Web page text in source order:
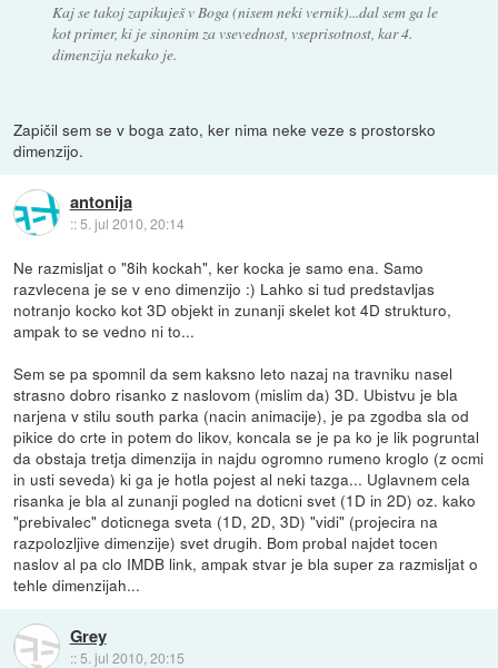
Kaj se takoj zapikuješ v Boga (nisem neki vernik)...dal sem ga le
kot primer, ki je sinonim za vsevednost, vseprisotnost, kar 4.
dimenzija nekako je.
Zapičil sem se v boga zato, ker nima neke veze s prostorsko
dimenzijo.
antonija
::5. jul 2010, 20:14
Ne razmisljat o "8ih kockah", ker kocka je samo ena. Samo
razvlecena je se v eno dimenzijo :) Lahko si tud predstavljas
notranjo kocko kot 3D objekt in zunanji skelet kot 4D strukturo,
ampak to se vedno ni to...
Sem se pa spomnil da sem kaksno leto nazaj na travniku nasel
strasno dobro risanko z naslovom (mislim da) 3D. Ubistvu je bla
narjena v stilu south parka (nacin animacije), je pa zgodba sla od
pikice do crte in potem do likov, koncala se je pa ko je lik pogruntal
da obstaja tretja dimenzija in najdu ogromno rumeno kroglo (z ocmi
in usti seveda) ki ga je hotla pojest al neki tazga... Uglavnem cela
risanka je bla al zunanji pogled na doticni svet (1D in 2D) oz. kako
"prebivalec" doticnega sveta (1D, 2D, 3D) "vidi" (projecira na
razpolozljive dimenzije) svet drugih. Bom probal najdet tocen
naslov al pa clo IMDB link, ampak stvar je bla super za razmisljat o
tehle dimenzijah...
Grey
:: 5. jul 2010, 20:15